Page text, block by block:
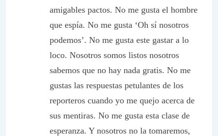
amigables pactos. No me gusta el hombre
que espía. No me gusta ‘Oh sí nosotros
podemos’. No me gusta este gastar a lo
loco. Nosotros somos listos nosotros
sabemos que no hay nada gratis. No me
gustas las respuestas petulantes de los
reporteros cuando yo me quejo acerca de
sus mentiras. No me gusta esta clase de
esperanza. Y nosotros no la tomaremos,